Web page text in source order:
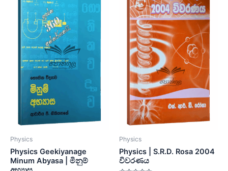
Physics
Physics Geekiyanage
Minum Abyasa | මිනුම්
Physics
Physics | S.R.D. Rosa 2004
විවරණය